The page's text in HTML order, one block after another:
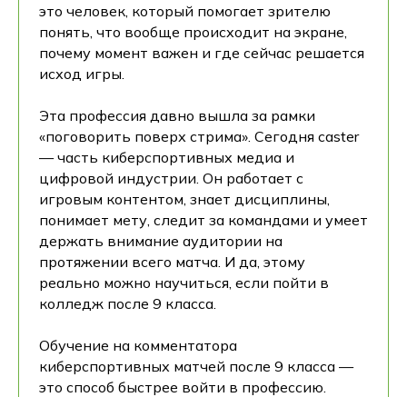
это человек, который помогает зрителю
понять, что вообще происходит на экране,
почему момент важен и где сейчас решается
исход игры.
Эта профессия давно вышла за рамки
«поговорить поверх стрима». Сегодня caster
— часть киберспортивных медиа и
цифровой индустрии. Он работает с
игровым контентом, знает дисциплины,
понимает мету, следит за командами и умеет
держать внимание аудитории на
протяжении всего матча. И да, этому
реально можно научиться, если пойти в
колледж после 9 класса.
Обучение на комментатора
киберспортивных матчей после 9 класса —
это способ быстрее войти в профессию.